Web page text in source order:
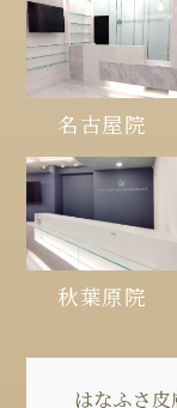
名古屋院
秋葉原院